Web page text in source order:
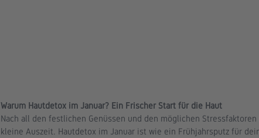
Warum Hautdetox im Januar? Ein Frischer Start für die Haut
Nach all den festlichen Genüssen und den möglichen
kleine Auszeit. Hautdetox im Januar ist wie ein Frühjahrsputz für